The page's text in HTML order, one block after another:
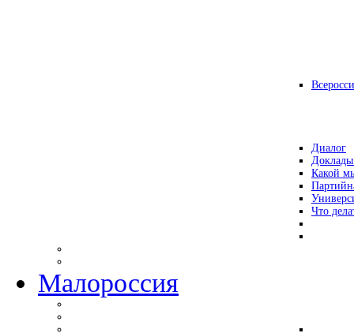
Диалог
Какой
Что
Малороссия